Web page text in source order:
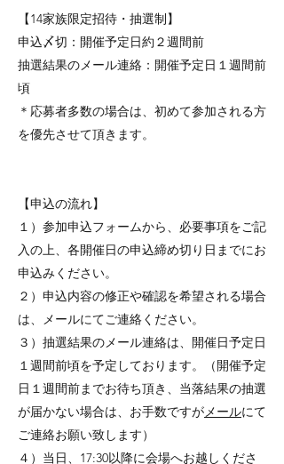
​​【14家族限定招待・抽選制】
申込〆切：開催予定日約２週間前
抽選結果のメール連絡：開催予定日１週間前
頃
＊応募者多数の場合は、初めて参加される方
を優先させて頂きます。
【申込の流れ】
１）参加申込フォームから、必要事項をご記
入の上、各開催日の申込締め切り日までにお
申込みください。
２）申込内容の修正や確認を希望される場合
は、メールにてご連絡ください。
３）抽選結果のメール連絡は、開催日予定日
１週間前頃を予定しております。（開催予定
日１週間前までお待ち頂き、当落結果の抽選
が届かない場合は、お手数ですがメールにて
ご連絡お願い致します）
４）当日、17:30以降に会場へお越しくださ